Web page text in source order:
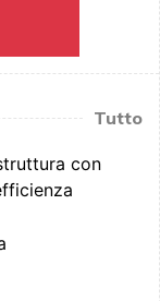
Tutto
con